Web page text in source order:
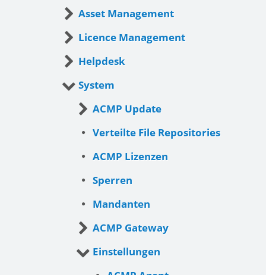
Asset Management
Licence Management
Helpdesk
System
ACMP Update
Verteilte File Repositories
ACMP Lizenzen
Sperren
Mandanten
ACMP Gateway
Einstellungen